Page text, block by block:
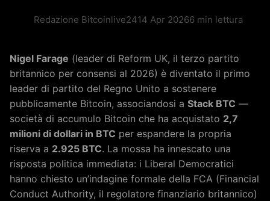
Redazione Bitcoinlive2414 Apr 20266 min lettura
Nigel Farage (leader di Reform UK, il terzo partito
britannico per consensi al 2026) è diventato il primo
leader di partito del Regno Unito a sostenere
pubblicamente Bitcoin, associandosi a Stack BTC —
società di accumulo Bitcoin che ha acquistato 2,7
milioni di dollari in BTC per espandere la propria
riserva a 2.925 BTC. La mossa ha innescato una
risposta politica immediata: i Liberal Democratici
hanno chiesto un’indagine formale della FCA (Financial
Conduct Authority, il regolatore finanziario britannico)